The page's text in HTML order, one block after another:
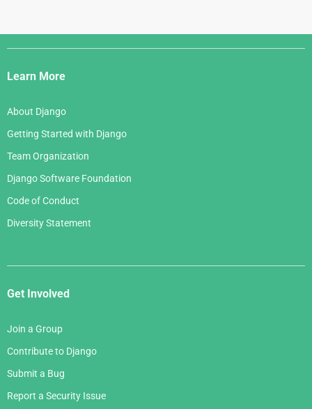
Django
Links
Learn More
About Django
Getting Started with Django
Team Organization
Django Software Foundation
Code of Conduct
Diversity Statement
Get Involved
Join a Group
Contribute to Django
Submit a Bug
Report a Security Issue